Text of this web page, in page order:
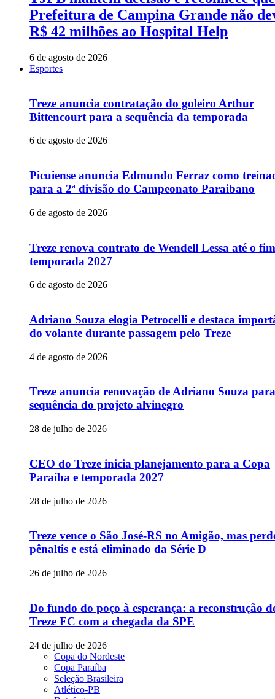
Prefeitura de Campina Grande não
R$ 42 milhões ao Hospital Help
6 de agosto de 2026
Esportes
Treze anuncia contratação do goleiro Arthur
Bittencourt para a sequência da temporada
6 de agosto de 2026
Picuiense anuncia Edmundo Ferraz como
para a 2ª divisão do Campeonato Paraibano
6 de agosto de 2026
Treze renova contrato de Wendell Lessa até o
temporada 2027
6 de agosto de 2026
Adriano Souza elogia Petrocelli e destaca
do volante durante passagem pelo Treze
4 de agosto de 2026
Treze anuncia renovação de Adriano Souza para
sequência do projeto alvinegro
28 de julho de 2026
CEO do Treze inicia planejamento para a Copa
Paraíba e temporada 2027
28 de julho de 2026
Treze vence o São José-RS no Amigão, mas
pênaltis e está eliminado da Série D
26 de julho de 2026
Do fundo do poço à esperança: a reconstrução
Treze FC com a chegada da SPE
24 de julho de 2026
Copa do Nordeste
Copa Paraíba
Seleção Brasileira
Atlético-PB